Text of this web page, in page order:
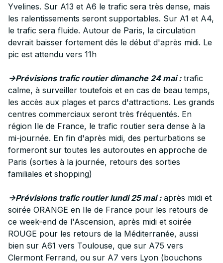
Yvelines. Sur A13 et A6 le trafic sera très dense, mais
les ralentissements seront supportables. Sur A1 et A4,
le trafic sera fluide. Autour de Paris, la circulation
devrait baisser fortement dés le début d'après midi. Le
pic est attendu vers 11h
->Prévisions trafic routier dimanche 24 mai :trafic
calme, à surveiller toutefois et en cas de beau temps,
les accès aux plages et parcs d'attractions. Les grands
centres commerciaux seront très fréquentés. En
région Ile de France, le trafic routier sera dense à la
mi-journée. En fin d'après midi, des perturbations se
formeront sur toutes les autoroutes en approche de
Paris (sorties à la journée, retours des sorties
familiales et shopping)
->Prévisions trafic routier lundi 25 mai :après midi et
soirée ORANGE en Ile de France pour les retours de
ce week-end de l'Ascension, après midi et soirée
ROUGE pour les retours de la Méditerranée, aussi
bien sur A61 vers Toulouse, que sur A75 vers
Clermont Ferrand, ou sur A7 vers Lyon (bouchons